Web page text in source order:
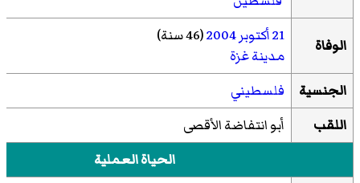
الوفاة 21 أكتوبر 2004(46 سنة)
مدينة غزة
الجنسية
فلسطيني
اللقب
أبو انتفاضة الأقصى
الحياة العملية